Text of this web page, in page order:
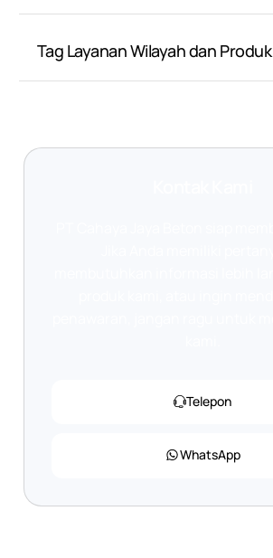
Tag Layanan Wilayah dan Produk
Telepon
WhatsApp